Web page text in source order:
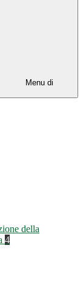
Menu di
della
4